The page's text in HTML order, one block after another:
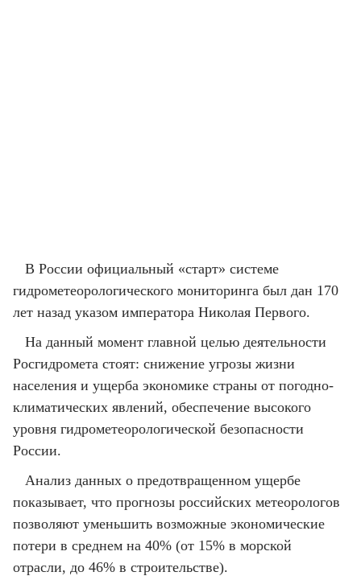
В России официальный «старт» системе
гидрометеорологического мониторинга был дан 170
лет назад указом императора Николая Первого.
На данный момент главной целью деятельности
Росгидромета стоят: снижение угрозы жизни
населения и ущерба экономике страны от погодно-
климатических явлений, обеспечение высокого
уровня гидрометеорологической безопасности
России.
Анализ данных о предотвращенном ущербе
показывает, что прогнозы российских метеорологов
позволяют уменьшить возможные экономические
потери в среднем на 40% (от 15% в морской
отрасли, до 46% в строительстве).